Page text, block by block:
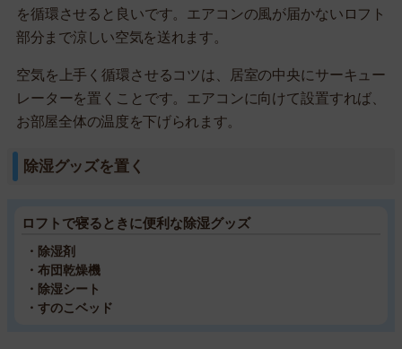
を循環させると良いです。エアコンの風が届かないロフト
部分まで涼しい空気を送れます。
空気を上手く循環させるコツは、居室の中央にサーキュー
レーターを置くことです。エアコンに向けて設置すれば、
お部屋全体の温度を下げられます。
除湿グッズを置く
ロフトで寝るときに便利な除湿グッズ
・除湿剤
・布団乾燥機
・除湿シート
・すのこベッド